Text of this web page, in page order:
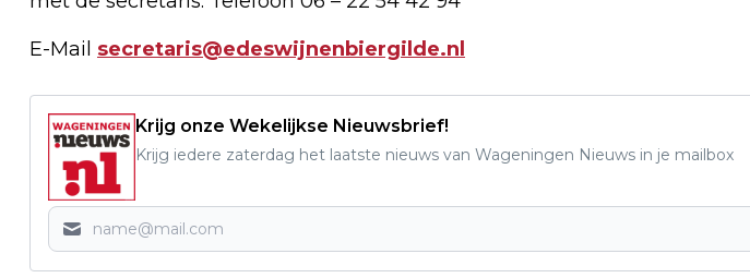
E-Mail secretaris@edeswijnenbiergilde.nl
Krijg onze Wekelijkse Nieuwsbrief!
Krijg iedere zaterdag het laatste nieuws van Wageningen Nieuws in je mailbox